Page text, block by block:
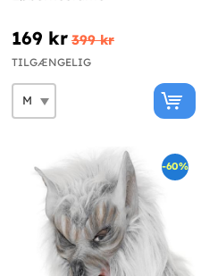
169 kr 399 kr
TILGÆNGELIG
-60%